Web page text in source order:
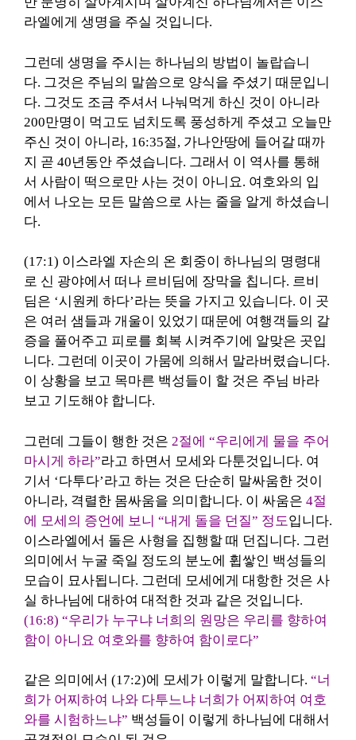
라엘에게 생명을 주실 것입니다.
그런데 생명을 주시는 하나님의 방법이 놀랍습니
다. 그것은 주님의 말씀으로 양식을 주셨기 때문입니
다. 그것도 조금 주셔서 나눠먹게 하신 것이 아니라
200만명이 먹고도 넘치도록 풍성하게 주셨고 오늘만
주신 것이 아니라, 16:35절, 가나안땅에 들어갈 때까
지 곧 40년동안 주셨습니다. 그래서 이 역사를 통해
서 사람이 떡으로만 사는 것이 아니요. 여호와의 입
에서 나오는 모든 말씀으로 사는 줄을 알게 하셨습니
다.
(17:1) 이스라엘 자손의 온 회중이 하나님의 명령대
로 신 광야에서 떠나 르비딤에 장막을 칩니다. 르비
딤은 ‘시원케 하다’라는 뜻을 가지고 있습니다. 이 곳
은 여러 샘들과 개울이 있었기 때문에 여행객들의 갈
증을 풀어주고 피로를 회복 시켜주기에 알맞은 곳입
니다. 그런데 이곳이 가뭄에 의해서 말라버렸습니다.
이 상황을 보고 목마른 백성들이 할 것은 주님 바라
보고 기도해야 합니다.
그런데 그들이 행한 것은 2절에 “우리에게 물을 주어
마시게 하라”라고 하면서 모세와 다툰것입니다. 여
기서 ‘다투다’라고 하는 것은 단순히 말싸움한 것이
아니라, 격렬한 몸싸움을 의미합니다. 이 싸움은 4절
에 모세의 증언에 보니 “내게 돌을 던질” 정도입니다.
이스라엘에서 돌은 사형을 집행할 때 던집니다. 그런
의미에서 누굴 죽일 정도의 분노에 휩쌓인 백성들의
모습이 묘사됩니다. 그런데 모세에게 대항한 것은 사
실 하나님에 대하여 대적한 것과 같은 것입니다.
(16:8) “우리가 누구냐 너희의 원망은 우리를 향하여
함이 아니요 여호와를 향하여 함이로다”
같은 의미에서 (17:2)에 모세가 이렇게 말합니다. “너
희가 어찌하여 나와 다투느냐 너희가 어찌하여 여호
와를 시험하느냐” 백성들이 이렇게 하나님에 대해서